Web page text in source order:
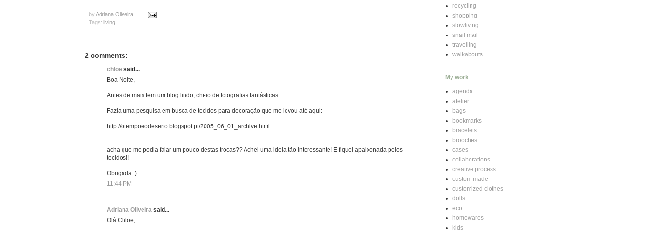
by Adriana Oliveira
Tags: living
2 comments:
chloe said...
Boa Noite,
Antes de mais tem um blog lindo, cheio de fotografias fantásticas.
Fazia uma pesquisa em busca de tecidos para decoração que me levou até aqui:
http://otempoeodeserto.blogspot.pt/2005_06_01_archive.html
acha que me podia falar um pouco destas trocas?? Achei uma ideia tão interessante! E fiquei apaixonada pelos
tecidos!!
Obrigada :)
11:44 PM
Adriana Oliveira said...
Olá Chloe,
recycling
shopping
slowliving
snail mail
travelling
walkabouts
My work
agenda
atelier
bags
bookmarks
bracelets
brooches
cases
collaborations
creative process
custom made
customized clothes
dolls
eco
homewares
kids